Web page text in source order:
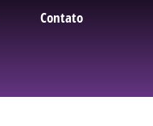
Contato